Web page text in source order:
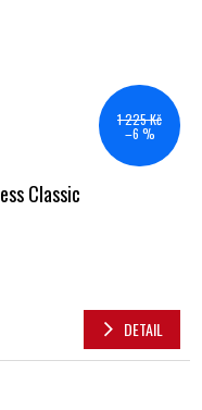
1 225 Kč
–6 %
Classic
DETAIL